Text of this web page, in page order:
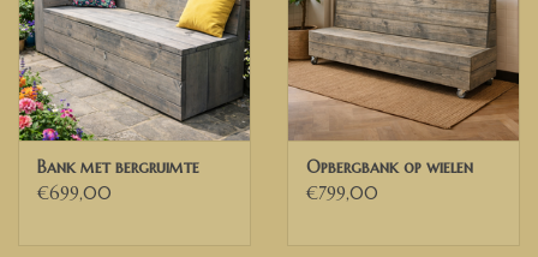
Zitdiepte 45 cm
Zithoogte 45 cm
Model op de foto is naturel (onbehandeld)
✅ Heeft u andere wensen of ideeën, neem dan gerust contact met
ons op. Dan kunnen wij de mogelijkheden bespreken.
Wij bezorgen door heel Nederland, België en delen van Duitsland
Bank met bergruimte
€699,00
Opbergbank op wielen
€799,00